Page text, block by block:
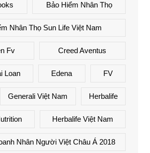
Bảo Hiểm Nhân Thọ
Nhân Thọ Sun Life Việt Nam
Fv Creed Aventus
Loan Edena FV
Generali Việt Nam Herbalife
Herbalife Việt Nam
Nhân Người Việt Châu Á 2018